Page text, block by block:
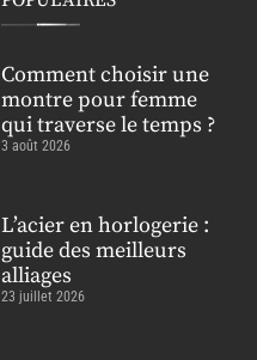
Comment choisir une
montre pour femme
qui traverse le temps ?
3 août 2026
L’acier en horlogerie :
guide des meilleurs
alliages
23 juillet 2026